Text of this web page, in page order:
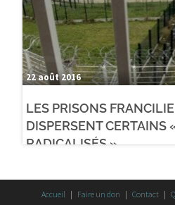
22 août 2016
LES PRISONS
DISPERSENT CERTAINS
RADICALISÉS »
Accueil Faire un don Contact